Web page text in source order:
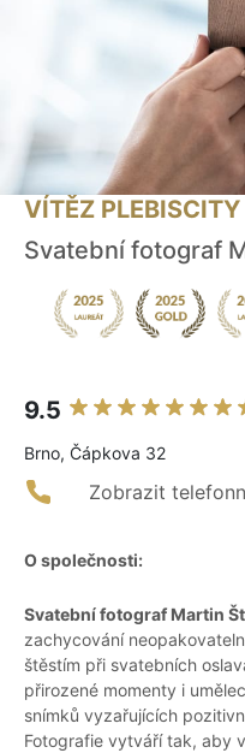
VÍTĚZ PLEBISCITY
Svatební fotograf
9.5
Brno, Čápkova 32
Zobrazit
O společnosti:
Svatební fotograf Martin
zachycování
štěstím při svatebních
přirozené momenty i
snímků vyzařujících
Fotografie vytváří tak, aby